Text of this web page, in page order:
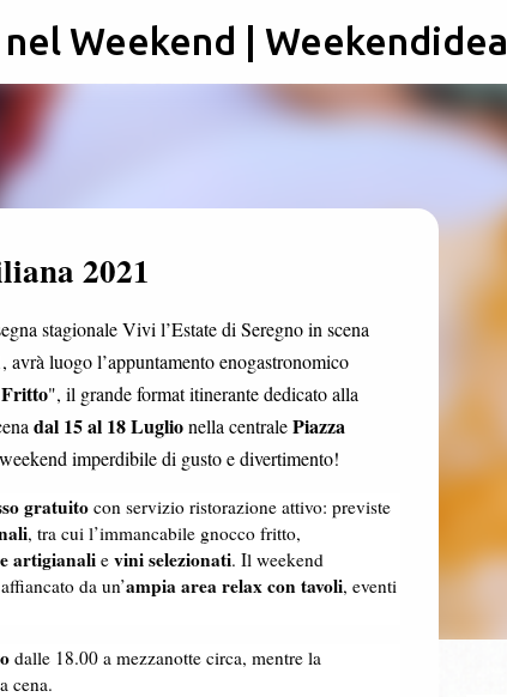
ai contenuti principali
Weekend | Weekendidea
2021
stagionale Vivi l’Estate di Seregno in scena
luogo l’appuntamento enogastronomico
Fritto", il grande format itinerante dedicato alla
dal 15 al 18 Luglionella centralePiazza
imperdibile di gusto e divertimento!
gratuitocon servizio ristorazione attivo: previste
, tra cui l’immancabile gnocco fritto,
artigianalie vini selezionati. Il weekend
da un’ampia area relax con tavoli, eventi
dalle 18.00 a mezzanotte circa, mentre la
cena.